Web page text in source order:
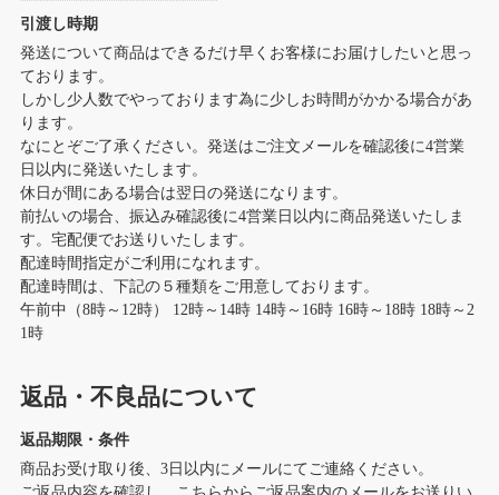
引渡し時期
発送について商品はできるだけ早くお客様にお届けしたいと思っ
ております。
しかし少人数でやっております為に少しお時間がかかる場合があ
ります。
なにとぞご了承ください。発送はご注文メールを確認後に4営業
日以内に発送いたします。
休日が間にある場合は翌日の発送になります。
前払いの場合、振込み確認後に4営業日以内に商品発送いたしま
す。宅配便でお送りいたします。
配達時間指定がご利用になれます。
配達時間は、下記の５種類をご用意しております。
午前中（8時～12時） 12時～14時 14時～16時 16時～18時 18時～2
1時
返品・不良品について
返品期限・条件
商品お受け取り後、3日以内にメールにてご連絡ください。